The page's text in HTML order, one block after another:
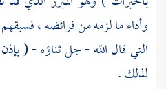
وأداء ما لزمه من فرائضه ،
التي قال الله - جل ثناؤه - ( بإذن
لذلك .